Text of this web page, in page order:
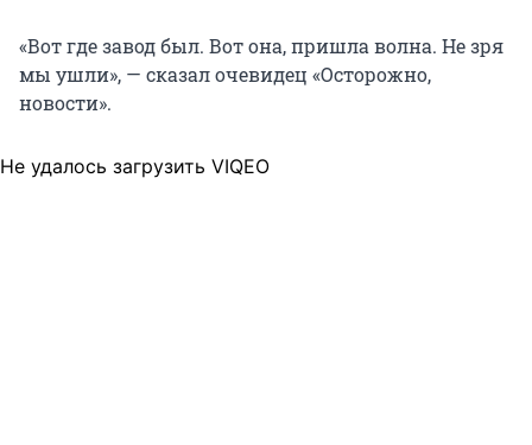
«Вот где завод был. Вот она, пришла волна. Не зря
мы ушли», — сказал очевидец «Осторожно,
новости».
Не удалось загрузить VIQEO